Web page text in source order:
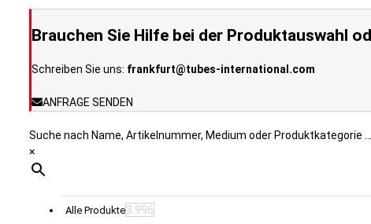
auf
Produktseite
Brauchen Sie Hilfe bei der Produktauswahl
Schreiben Sie uns: frankfurt@tubes-international.com
ANFRAGE SENDEN
Suche nach Name, Artikelnummer, Medium oder Produktkategorie ...
×
Alle Produkte3.996